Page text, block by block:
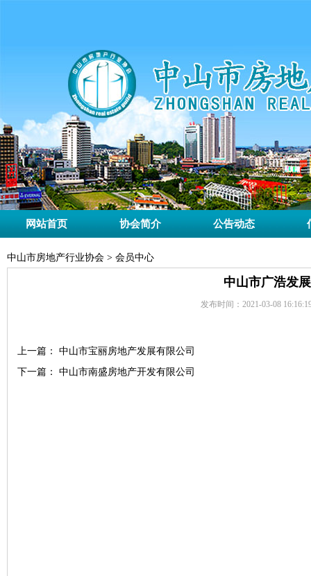
网站首页 协会简介 公告动态
中山市房地产行业协会 > 会员中心
中山市广浩发
发布时间：2021-03-08
上一篇：
中山市宝丽房地产发展有限公司
下一篇：
中山市南盛房地产开发有限公司